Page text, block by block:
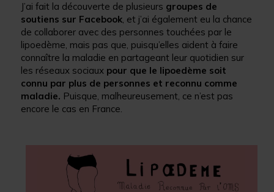
J’ai fait la découverte de plusieurs groupes de
soutiens sur Facebook, et j’ai également eu la chance
de collaborer avec des personnes touchées par le
lipoedème, mais pas que, puisqu’elles aident à faire
connaître la maladie en partageant leur quotidien sur
les réseaux sociaux pour que le lipoedème soit
connu par plus de personnes et reconnu comme
maladie. Puisque, malheureusement, ce n’est pas
encore le cas en France.